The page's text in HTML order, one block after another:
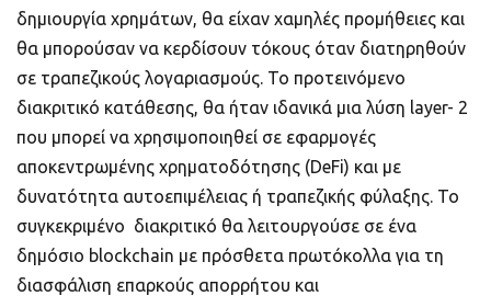
δημιουργία χρημάτων, θα είχαν χαμηλές προμήθειες και
θα μπορούσαν να κερδίσουν τόκους όταν διατηρηθούν
σε τραπεζικούς λογαριασμούς. Το προτεινόμενο
διακριτικό κατάθεσης, θα ήταν ιδανικά μια λύση layer- 2
που μπορεί να χρησιμοποιηθεί σε εφαρμογές
αποκεντρωμένης χρηματοδότησης (DeFi) και με
δυνατότητα αυτοεπιμέλειας ή τραπεζικής φύλαξης. Το
συγκεκριμένο διακριτικό θα λειτουργούσε σε ένα
δημόσιο blockchain με πρόσθετα πρωτόκολλα για τη
διασφάλιση επαρκούς απορρήτου και